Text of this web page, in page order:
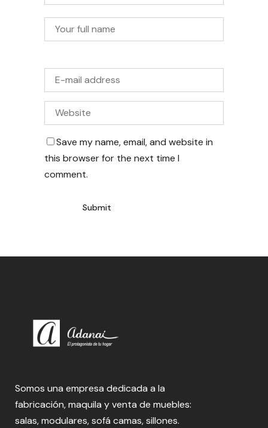
Save my name, email, and website in
this browser for the next time I
comment.
Somos una empresa dedicada a la
fabricación, maquila y venta de muebles:
salas, modulares, sofá camas, sillones.